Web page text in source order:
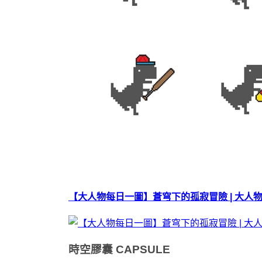
【大人物每日一圖】蒼穹下的孤寂冒險 | 大人物
時空膠囊 CAPSULE